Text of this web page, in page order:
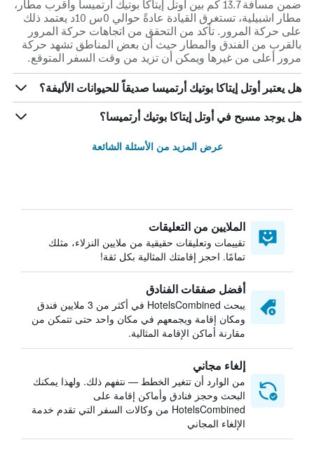
ضمن مسافة 13.7 كم بين أوتل إيتاكا بوتيك أرتميسا وأقرب مطار،
مطار اشبيلية، تستغرق القيادة عادةً حوالي 0س 10د يعتمد ذلك
على حركة المرور. تأكد من التحقق من اتجاهات حركة المرور
بالقرب من الفندق والمطار حيث أن بعض المناطق تشهد حركة
مرور أعلى من غيرها ويمكن أن تزيد من وقت السفر المتوقع.
هل يعتبر أوتل إيتاكا بوتيك أرتميسا صديقاً للحيوانات الأليفة؟
هل يوجد مسبح في أوتل إيتاكا بوتيك أرتميسا؟
عرض المزيد من الأسئلة الشائعة
الملايين من التعليقات
تقييمات وتعليقات حقيقية من ملايين النزلاء، مثلك
تمامًا. احجز إقامتك المثالية بكل ثقة!
أفضل صفقات الفنادق
يبحث HotelsCombined في أكثر من 3 ملايين فندق
ومكان إقامة ويجمعهم في مكان واحد حتى تتمكن من
مقارنة أماكن الإقامة المثالية.
إلغاء مجاني
من الوارد أن تتغير الخطط — نتفهم ذلك. ولهذا يمكنك
البحث وحجز فنادق وأماكن إقامة على
HotelsCombined من وكالات السفر التي تقدم خدمة
الإلغاء المجاني